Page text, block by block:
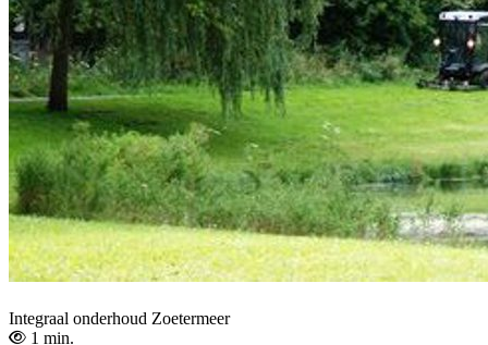
Integraal onderhoud Zoetermeer
1 min.